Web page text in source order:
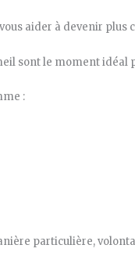
aider à devenir plus
sont le moment idéal
:
particulière,